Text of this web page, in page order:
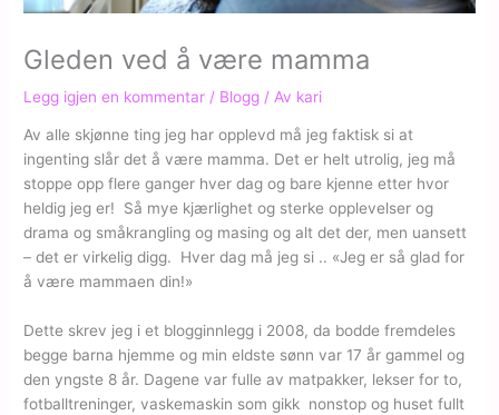
Gleden ved å være mamma
Legg igjen en kommentar / Blogg / Av kari
Av alle skjønne ting jeg har opplevd må jeg faktisk si at
ingenting slår det å være mamma. Det er helt utrolig, jeg må
stoppe opp flere ganger hver dag og bare kjenne etter hvor
heldig jeg er! Så mye kjærlighet og sterke opplevelser og
drama og småkrangling og masing og alt det der, men uansett
– det er virkelig digg. Hver dag må jeg si .. «Jeg er så glad for
å være mammaen din!»
Dette skrev jeg i et blogginnlegg i 2008, da bodde fremdeles
begge barna hjemme og min eldste sønn var 17 år gammel og
den yngste 8 år. Dagene var fulle av matpakker, lekser for to,
fotballtreninger, vaskemaskin som gikk nonstop og huset fullt